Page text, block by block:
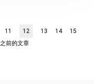
11 12 13 14
15
之前的文章